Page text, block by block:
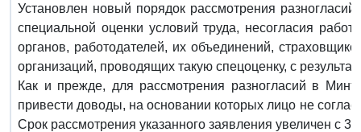
Установлен новый порядок рассмотрения
специальной оценки условий труда, несогласия
органов, работодателей, их объединений,
организаций, проводящих такую спецоценку, с
Как и прежде, для рассмотрения разногласий в
привести доводы, на основании которых лицо не
Срок рассмотрения указанного заявления увеличен с